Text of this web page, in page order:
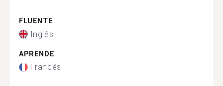
FLUENTE
Inglês
APRENDE
Francês